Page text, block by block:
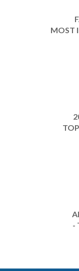
MOST
-